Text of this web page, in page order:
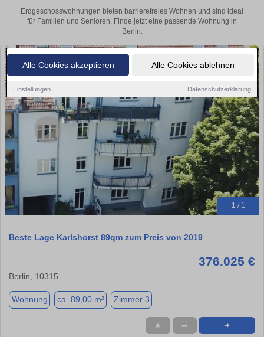
Alle Cookies akzeptieren Alle Cookies ablehnen
Einstellungen Datenschutzerklärung
Erdgeschosswohnungen bieten barrierefreies Wohnen und sind ideal
für Familien und Senioren. Finde jetzt eine passende Wohnung in
Berlin.
1 / 1
Beste Lage Karlshorst 89qm zum Preis von 2019
376.025 €
Berlin, 10315
Wohnung ca. 89,00 m² Zimmer 3
★ ➦ ➜